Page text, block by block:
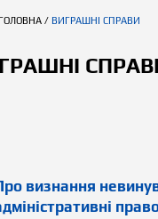
ГОЛОВНА / ВИГРАШНІ СПРАВИ
визнання